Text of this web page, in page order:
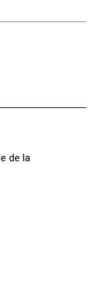
de la